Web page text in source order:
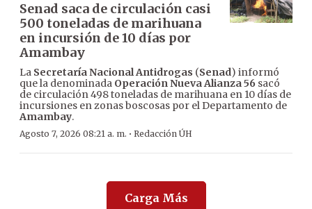
Senad saca de circulación casi
500 toneladas de marihuana
en incursión de 10 días por
Amambay
La Secretaría Nacional Antidrogas (Senad) informó
que la denominada Operación Nueva Alianza 56 sacó
de circulación 498 toneladas de marihuana en 10 días de
incursiones en zonas boscosas por el Departamento de
Amambay.
Agosto 7, 2026 08:21 a. m. · Redacción ÚH
Carga Más